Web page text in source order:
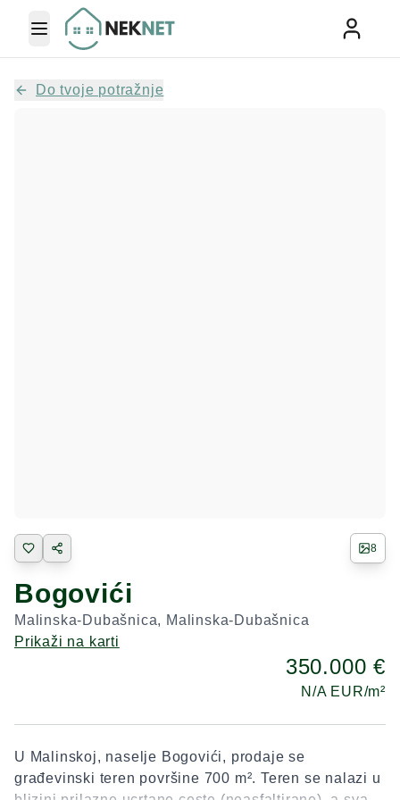
Toggle Menu
Do tvoje potražnje
8
Bogovići
Malinska-Dubašnica, Malinska-Dubašnica
Prikaži na karti
350.000 €
N/A EUR/m²
U Malinskoj, naselje Bogovići, prodaje se
građevinski teren površine 700 m². Teren se nalazi u